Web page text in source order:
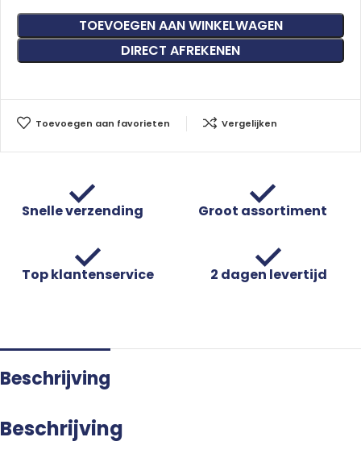
TOEVOEGEN AAN WINKELWAGEN
DIRECT AFREKENEN
Toevoegen aan favorieten Vergelijken
Snelle verzending Groot assortiment
Top klantenservice 2 dagen levertijd
Beschrijving
Beschrijving